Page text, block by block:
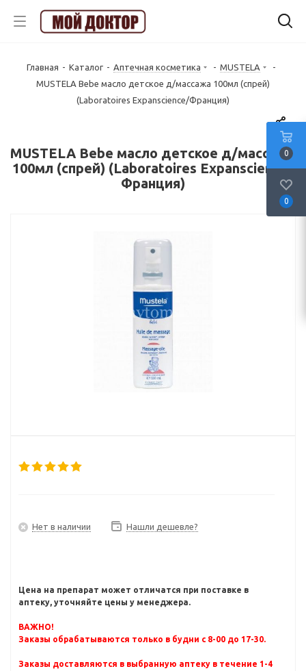
Главная - Каталог - Аптечная косметика - MUSTELA
-
MUSTELA Bebe масло детское д/массажа 100мл (спрей)
(Laboratoires Expanscience/Франция)
MUSTELA Bebe масло детское д/массажа
100мл (спрей) (Laboratoires Expanscience/
Франция)
Нет в наличии Нашли дешевле?
Цена на препарат может отличатся при поставке в
аптеку, уточняйте цены у менеджера.
ВАЖНО!
Заказы обрабатываются только в будни с 8-00 до 17-30.
Заказы доставляются в выбранную аптеку в течение 1-4
0
0